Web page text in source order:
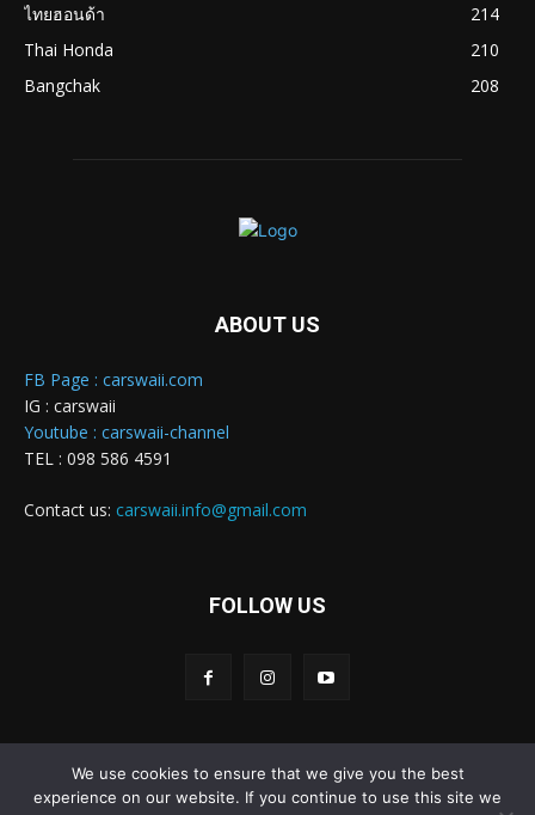
ไทยฮอนด้า
214
Thai Honda
210
Bangchak
208
ABOUT US
FB Page : carswaii.com
IG : carswaii
Youtube : carswaii-channel
TEL : 098 586 4591
Contact us: carswaii.info@gmail.com
FOLLOW US
Carswaii © Copyright All right reserved
We use cookies to ensure that we give you the best
experience on our website. If you continue to use this site we